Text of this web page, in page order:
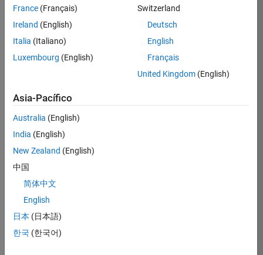
Ubicación:
US-
Natick
Rango
112,900
144,000
Resumen
empleo
Our
group is
France (Français)
Ireland (English)
Italia (Italiano)
Luxembourg (English)
Switzerland
Deutsch
English
Français
United Kingdom(English)
Asia-Pacífico
Australia (English)
India (English)
New Zealand (English)
中国
简体中文
English
日本 (日本語)
한국 (한국어)